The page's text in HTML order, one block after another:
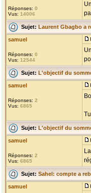
Réponses: 0
Vus: 14006
Sujet: Laurent Gbagbo a
samuel
Réponses: 0
Vus: 12544
Sujet: L'objectif du
samuel
Réponses: 2
Vus: 6865
Sujet: L'objectif du
samuel
Réponses: 2
Vus: 6865
Sujet: Sahel: compte a
samuel